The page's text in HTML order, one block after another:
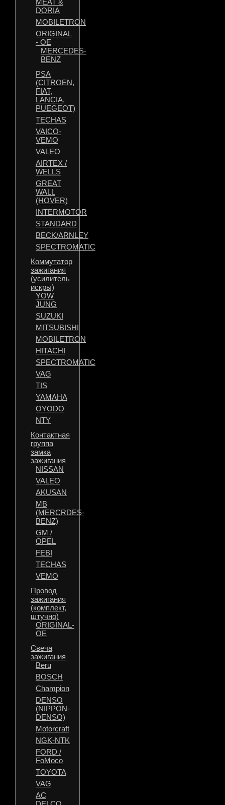
MEAT &
DORIA
MOBILETRON
ORIGINAL
- OE
MERCEDES-
BENZ
PSA
(CITROEN,
FIAT,
LANCIA,
PUEGEOT)
TECHAS
VAICO-
VEMO
VALEO
AIRTEX /
WELLS
GREAT
WALL
(HOVER)
INTERMOTOR
STANDARD
BECK/ARNLEY
SPECTROMATIC
Коммутатор
зажигания
(усилитель
искры)
YOW
JUNG
SUZUKI
MITSUBISHI
MOBILETRON
HITACHI
SPECTROMATIC
VAG
TIS
YAMAHA
OYODO
NTY
Контактная
группа
замка
зажигания
NISSAN
VALEO
AKUSAN
MB
(MERCRDES-
BENZ)
GM /
OPEL
FEBI
TECHAS
VEMO
Провод
зажигания
(комплект,
штучно)
ORIGINAL-
OE
Свеча
зажигания
Beru
BOSCH
Champion
DENSO
(NIPPON-
DENSO)
Motorcraft
NGK-NTK
FORD /
FoMoco
TOYOTA
VAG
AC